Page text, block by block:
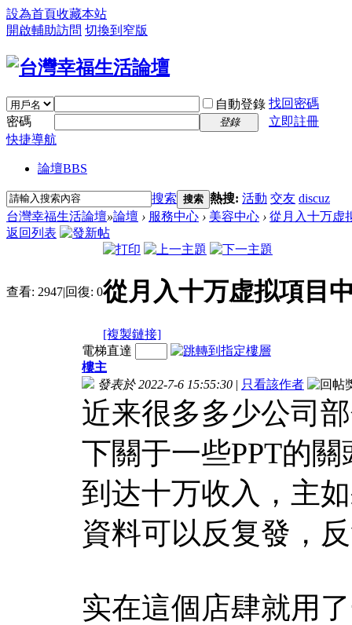
設為首頁收藏本站
開啟輔助訪問 切換到窄版
自動登錄 找回密碼
密碼
登錄
立即註冊
快捷導航
論壇BBS
搜索 搜索 熱搜: 活動 交友 discuz
台灣幸福生活論壇»論壇 › 服務中心 › 美容中心 › 從月入十万虚
返回列表
查看: 2947|回復: 0從月入十万虚拟項目
[複製鏈接]
電梯直達
樓主
發表於 2022-7-6 15:55:30 | 只看該作者
近来很多多少公司
下關于一些PPT的
到达十万收入，主
資料可以反复發，
实在這個店肆就用